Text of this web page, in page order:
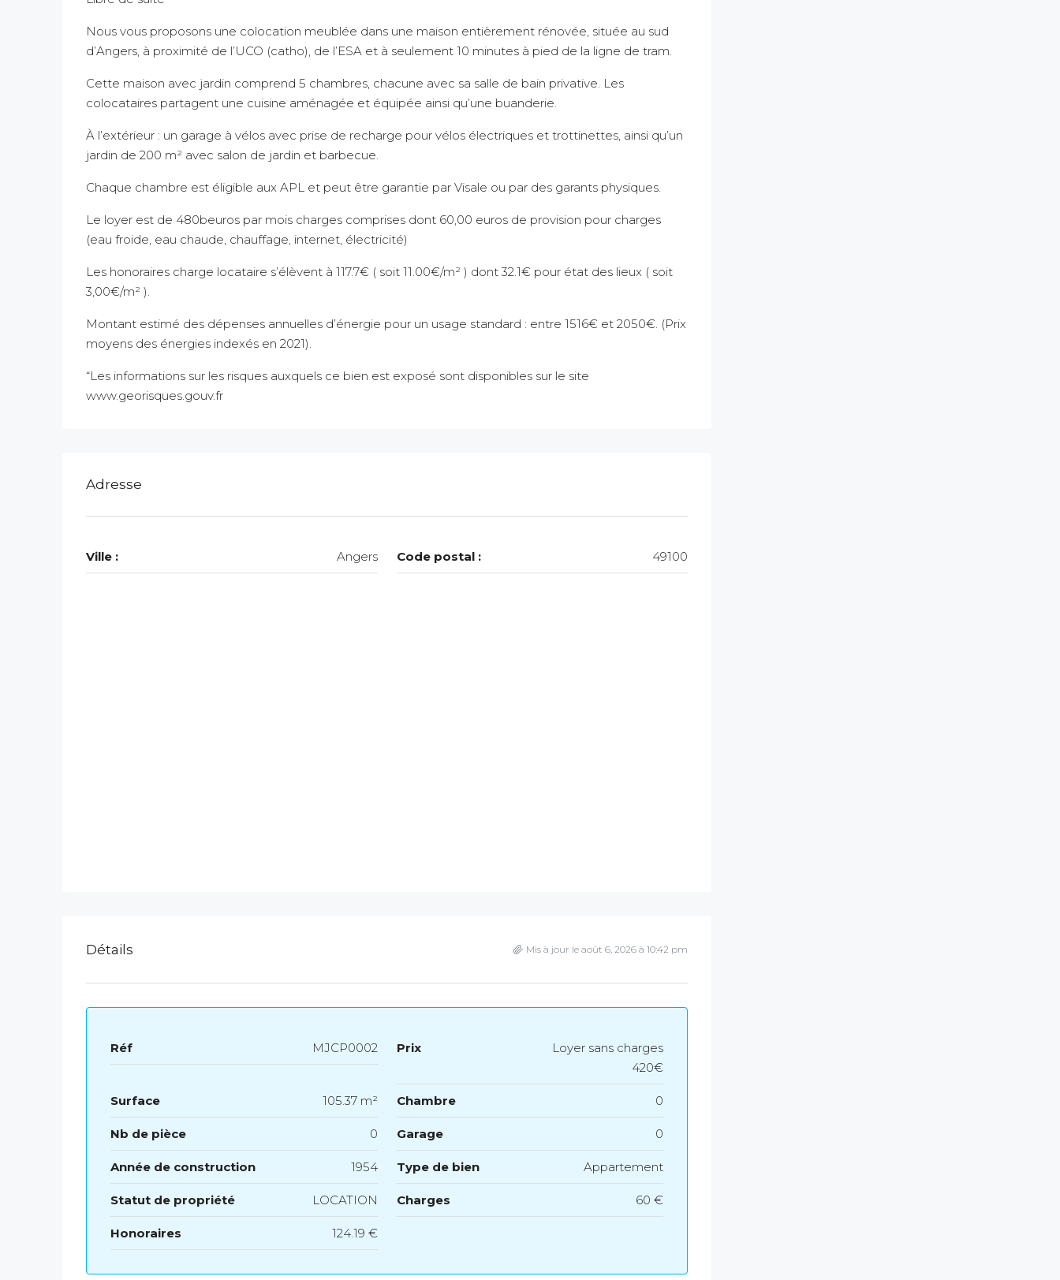
Nous vous proposons une colocation meublée dans une maison entièrement rénovée, située au sud
d’Angers, à proximité de l’UCO (catho), de l’ESA et à seulement 10 minutes à pied de la ligne de tram.
Cette maison avec jardin comprend 5 chambres, chacune avec sa salle de bain privative. Les
colocataires partagent une cuisine aménagée et équipée ainsi qu’une buanderie.
À l’extérieur : un garage à vélos avec prise de recharge pour vélos électriques et trottinettes, ainsi qu’un
jardin de 200 m² avec salon de jardin et barbecue.
Chaque chambre est éligible aux APL et peut être garantie par Visale ou par des garants physiques.
Le loyer est de 480beuros par mois charges comprises dont 60,00 euros de provision pour charges
(eau froide, eau chaude, chauffage, internet, électricité)
Les honoraires charge locataire s’élèvent à 117.7€ ( soit 11.00€/m² ) dont 32.1€ pour état des lieux ( soit
3,00€/m² ).
Montant estimé des dépenses annuelles d’énergie pour un usage standard : entre 1516€ et 2050€. (Prix
moyens des énergies indexés en 2021).
“Les informations sur les risques auxquels ce bien est exposé sont disponibles sur le site
www.georisques.gouv.fr
Adresse
Ville : Angers Code postal : 49100
Détails Mis à jour le août 6, 2026 à 10:42 pm
Réf MJCP0002 Prix
Loyer sans charges
420€
Surface 105.37 m² Chambre 0
Nb de pièce 0 Garage 0
Année de construction 1954 Type de bien Appartement
Statut de propriété LOCATION Charges 60 €
Honoraires 124.19 €